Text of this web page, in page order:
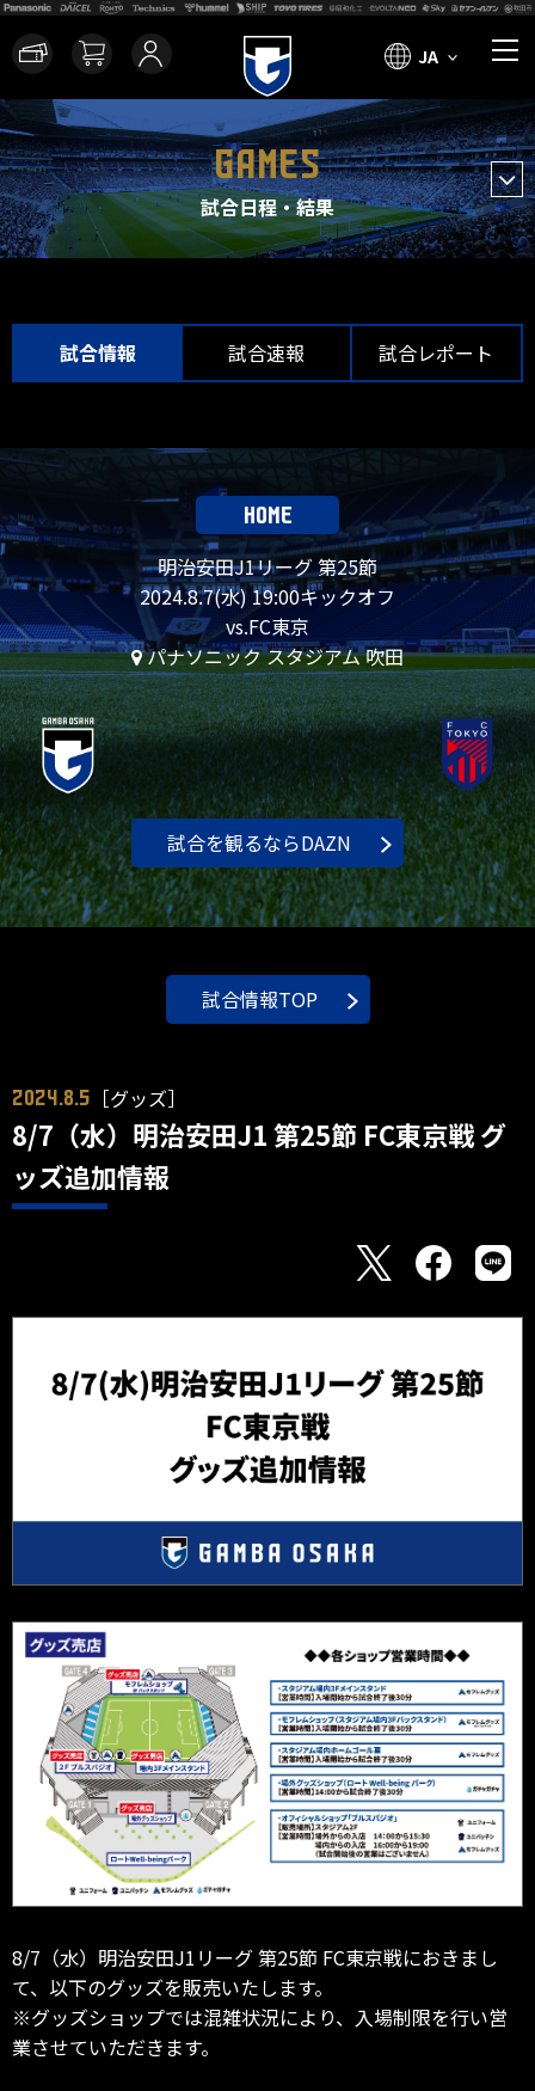
JA
GAMES
試合日程・結果
試合情報 試合速報 試合レポート
HOME
明治安田J1リーグ 第25節
2024.8.7(水) 19:00キックオフ
vs.FC東京
パナソニック スタジアム 吹田
試合を観るならDAZN
試合情報TOP
2024.8.5 ［グッズ］
8/7（水）明治安田J1 第25節 FC東京戦 グ
ッズ追加情報
8/7（水）明治安田J1リーグ 第25節 FC東京戦におきまし
て、以下のグッズを販売いたします。
※グッズショップでは混雑状況により、入場制限を行い営
業させていただきます。